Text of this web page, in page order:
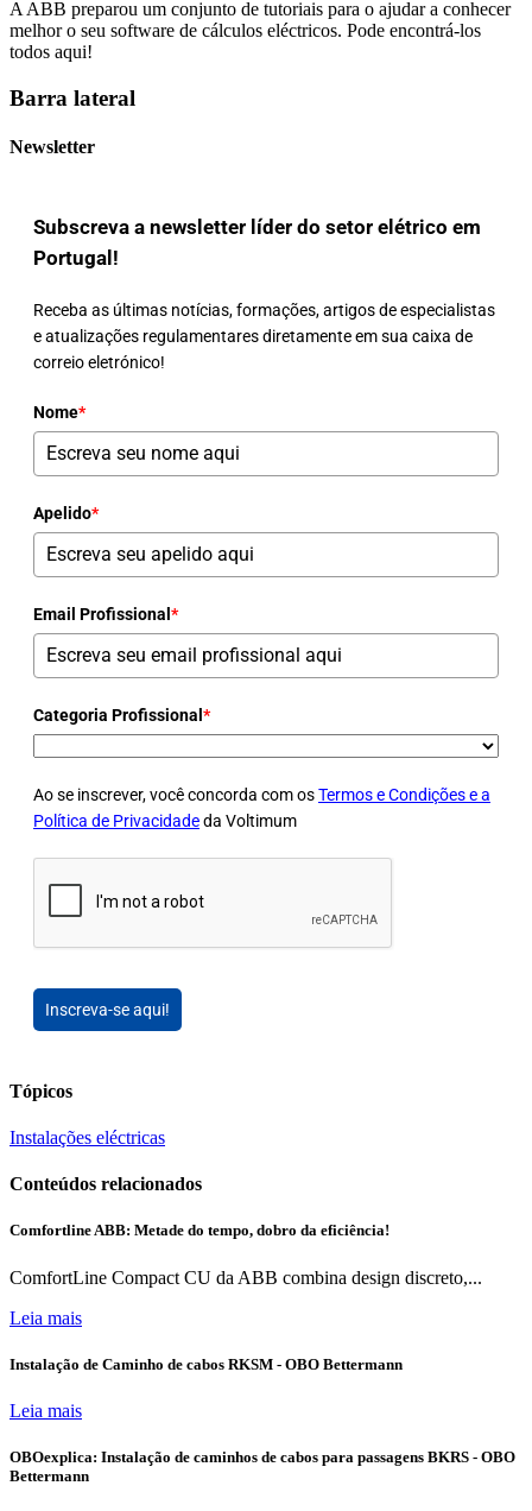
A ABB preparou um conjunto de tutoriais para o ajudar a conhecer
melhor o seu software de cálculos eléctricos. Pode encontrá-los
todos aqui!
Barra lateral
Newsletter
Subscreva a newsletter líder do setor elétrico em
Portugal!
Receba as últimas notícias, formações, artigos de especialistas
e atualizações regulamentares diretamente em sua caixa de
correio eletrónico!
Nome*
Apelido*
Email Profissional *
Categoria Profissional *
Ao se inscrever, você concorda com osTermos e Condições e a
Política de Privacidadeda Voltimum
Inscreva-se aqui!
Tópicos
Instalações eléctricas
Conteúdos relacionados
Comfortline ABB: Metade do tempo, dobro da eficiência!
ComfortLine Compact CU da ABB combina design discreto,...
Leia mais
Instalação de Caminho de cabos RKSM - OBO Bettermann
Leia mais
OBOexplica: Instalação de caminhos de cabos para passagens BKRS - OBO
Bettermann